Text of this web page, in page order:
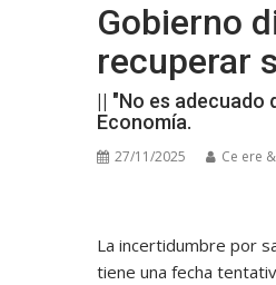
Gobierno
recuperar
|| "No es adecuado
Economía.
27/11/2025 Ce ere
La incertidumbre por
tiene una fecha